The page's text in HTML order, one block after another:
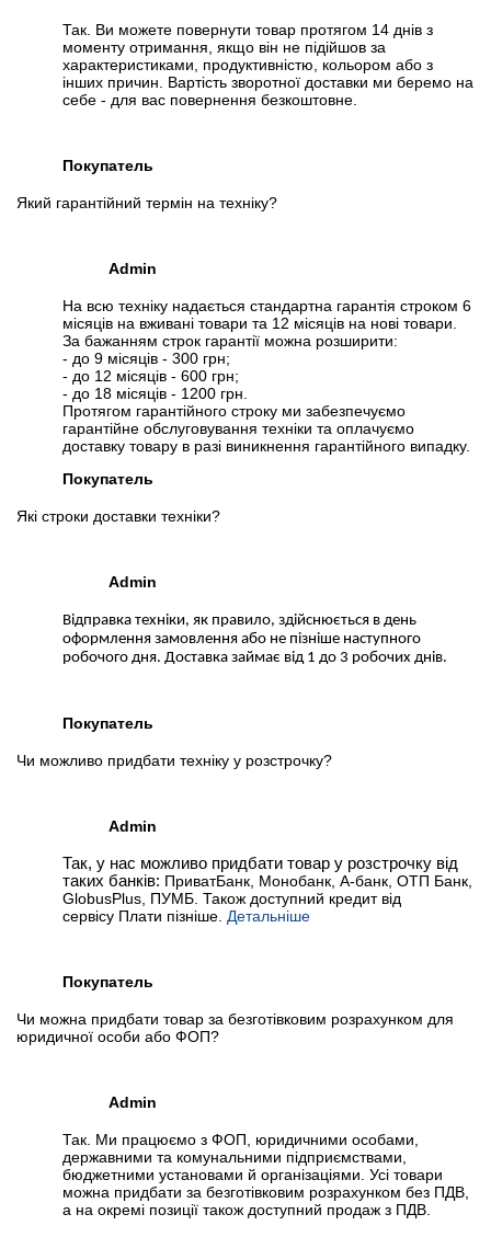
Так. Ви можете повернути товар протягом 14 днів з
моменту отримання, якщо він не підійшов за
характеристиками, продуктивністю, кольором або з
інших причин. Вартість зворотної доставки ми беремо на
себе - для вас повернення безкоштовне.
Покупатель
Який гарантійний термін на техніку?
Admin
На всю техніку надається стандартна гарантія строком 6
місяців на вживані товари та 12 місяців на нові товари.
За бажанням строк гарантії можна розширити:
- до 9 місяців - 300 грн;
- до 12 місяців - 600 грн;
- до 18 місяців - 1200 грн.
Протягом гарантійного строку ми забезпечуємо
гарантійне обслуговування техніки та оплачуємо
доставку товару в разі виникнення гарантійного випадку.
Покупатель
Які строки доставки техніки?
Admin
Відправка техніки, як правило, здійснюється в день
оформлення замовлення або не пізніше наступного
робочого дня. Доставка займає від 1 до 3 робочих днів.
Покупатель
Чи можливо придбати техніку у розстрочку?
Admin
Так, у нас можливо придбати товар у розстрочку від
таких банків: ПриватБанк, Монобанк, А-банк, ОТП Банк,
GlobusPlus, ПУМБ. Також доступний кредит від
сервісу Плати пізніше. Детальніше
Покупатель
Чи можна придбати товар за безготівковим розрахунком для
юридичної особи або ФОП?
Admin
Так. Ми працюємо з ФОП, юридичними особами,
державними та комунальними підприємствами,
бюджетними установами й організаціями. Усі товари
можна придбати за безготівковим розрахунком без ПДВ,
а на окремі позиції також доступний продаж з ПДВ.